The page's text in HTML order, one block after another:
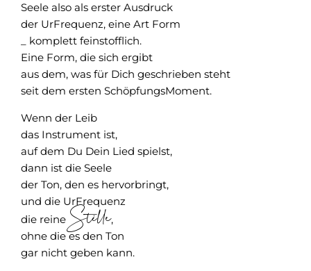
Seele also als erster Ausdruck
der UrFrequenz, eine Art Form
_ komplett feinstofflich.
Eine Form, die sich ergibt
aus dem, was für Dich geschrieben steht
seit dem ersten SchöpfungsMoment.
Wenn der Leib
das Instrument ist,
auf dem Du Dein Lied spielst,
dann ist die Seele
der Ton, den es hervorbringt,
und die UrFrequenz
die reine Stille,
ohne die es den Ton
gar nicht geben kann.